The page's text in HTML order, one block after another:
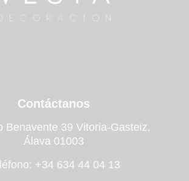
Contáctanos
Benavente 39 Vitoria-Gasteiz,
Álava 01003
+34 634 44 04 13